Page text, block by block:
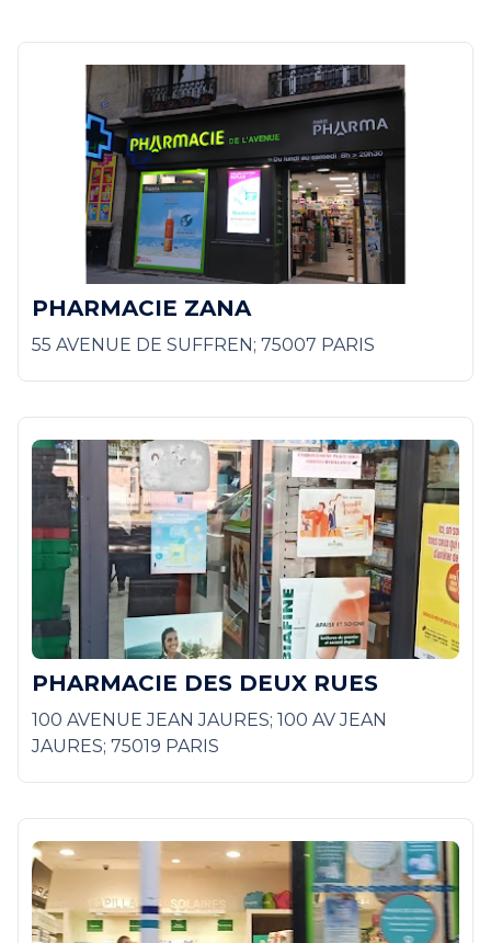
PHARMACIE ZANA
55 AVENUE DE SUFFREN; 75007 PARIS
PHARMACIE DES DEUX RUES
100 AVENUE JEAN JAURES; 100 AV JEAN
JAURES; 75019 PARIS